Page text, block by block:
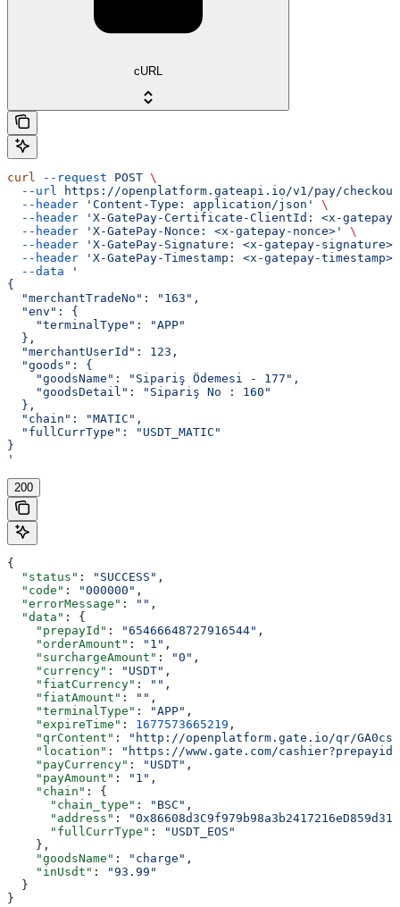
cURL
curl --request POST \
  --url
https://openplatform.gateapi.io/v1/pay/
  --header
'Content-Type: application/json'
\
  --header
'X-GatePay-Certificate-ClientId: <x-
  --header
'X-GatePay-Nonce: <x-gatepay-nonce>'
\
  --header
'X-GatePay-Signature: <x-gatepay-signature>'
  --header
'X-GatePay-Timestamp: <x-gatepay-timestamp>'
  --data
'
{
  "merchantTradeNo": "163",
  "env": {
    "terminalType": "APP"
  },
  "merchantUserId": 123,
  "goods": {
    "goodsName": "Sipariş Ödemesi - 177",
    "goodsDetail": "Sipariş No : 160"
  },
  "chain": "MATIC",
  "fullCurrType": "USDT_MATIC"
}
'
200
{
  "status"
: "SUCCESS" ,
  "code"
: "000000" ,
  "errorMessage"
: "" ,
  "data"
: {
    "prepayId"
: "65466648727916544" ,
    "orderAmount"
: "1" ,
    "surchargeAmount"
: "0" ,
    "currency"
: "USDT" ,
    "fiatCurrency"
: "" ,
    "fiatAmount"
: "" ,
    "terminalType"
: "APP" ,
    "expireTime"
: 1677573665219 ,
    "qrContent"
:
"http://openplatform.gate.io/qr/
    "location"
:
"https://www.gate.com/
    "payCurrency"
: "USDT" ,
    "payAmount"
: "1" ,
    "chain"
: {
      "chain_type"
: "BSC" ,
      "address"
:
      "fullCurrType"
:
"USDT_EOS"
    },
    "goodsName"
: "charge" ,
    "inUsdt"
:
"93.99"
  }
}